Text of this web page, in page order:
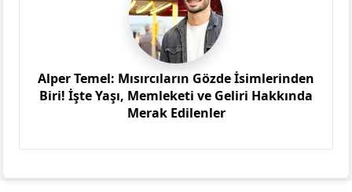
Alper Temel: Mısırcıların Gözde İsimlerinden
Biri! İşte Yaşı, Memleketi ve Geliri Hakkında
Merak Edilenler